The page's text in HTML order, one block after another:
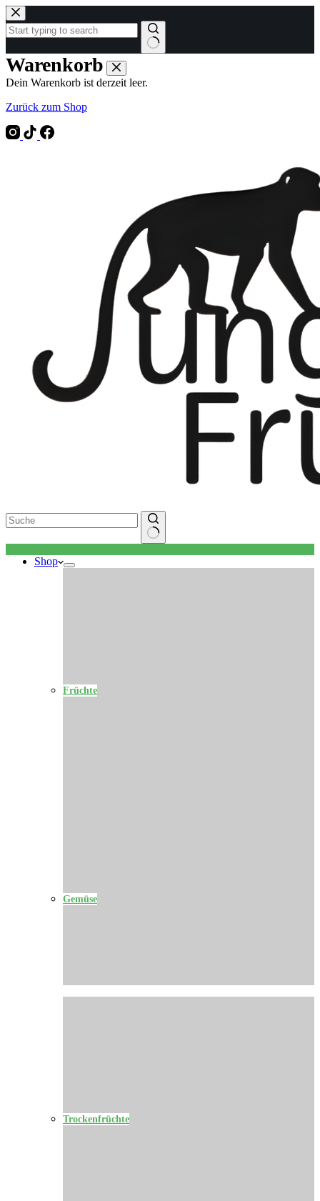
Zum
Inhalt
springen
Keine
Ergebnisse
Warenkorb
Dein Warenkorb ist derzeit leer.
Zurück zum Shop
Ergebnisse
Shop
Früchte
Gemüse
Trockenfrüchte